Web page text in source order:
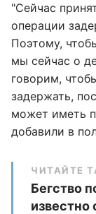
"Сейчас
операции
Поэтому,
мы сейчас о
говорим,
задержать,
может иметь
добавили в
ЧИТАЙТЕ
Бегство
известно